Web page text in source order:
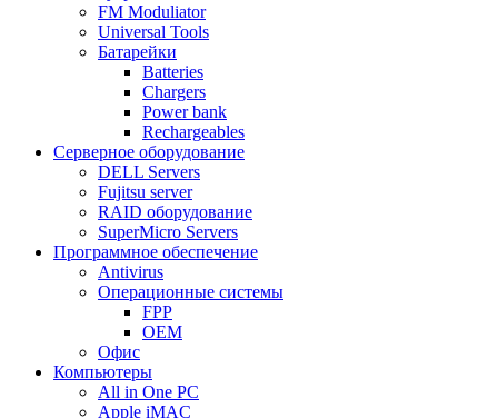
FM Moduliator
Universal Tools
Батарейки
Batteries
Chargers
Power bank
Rechargeables
Серверное оборудование
DELL Servers
Fujitsu server
RAID оборудование
SuperMicro Servers
Программное обеспечение
Antivirus
Операционные системы
FPP
OEM
Офис
Компьютеры
All in One PC
Apple iMAC